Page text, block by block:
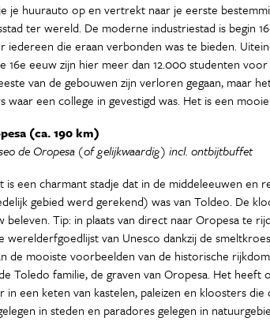
je huurauto op en vertrekt naar je eerste
ter wereld. De moderne industriestad is begin
die eraan verbonden was te bieden.
16e eeuw zijn hier meer dan 12.000 studenten
van de gebouwen zijn verloren gegaan, maar
waar een college in gevestigd was. Het is een
(ca. 190 km)
de Oropesa (of gelijkwaardig) incl. ontbijtbuffet
is een charmant stadje dat in de middeleeuwen
gebied werd gerekend) was van Toldeo. De
beleven. Tip: in plaats van direct naar Oropesa te
werelderfgoedlijst van Unesco dankzij de
de mooiste voorbeelden van de historische
Toledo familie, de graven van Oropesa. Het
een keten van kastelen, paleizen en kloosters
in steden en paradores gelegen in